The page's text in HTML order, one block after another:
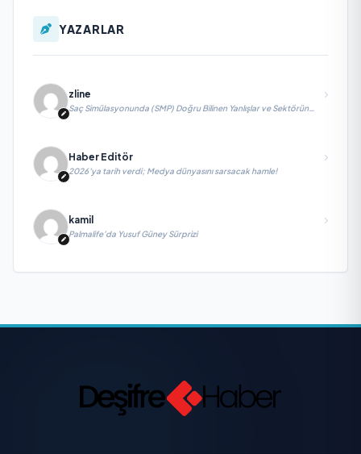
YAZARLAR
zline
Saç Simülasyonunda (SMP) Doğru Bilinen Yanlışlar ve Sektörün
Haber Editör
2026’ya tarih verdi; Medya dünyasını sarsacak hamle!
kamil
Palmalife’da Yusuf Güney Sürprizi